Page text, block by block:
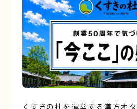
くすきの杜を運営する漢方オ